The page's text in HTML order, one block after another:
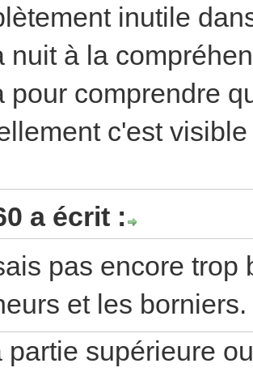
inutile
nuit à la
pour comprendre
c'est
a écrit :
pas encore trop
et les borniers.
partie supérieure